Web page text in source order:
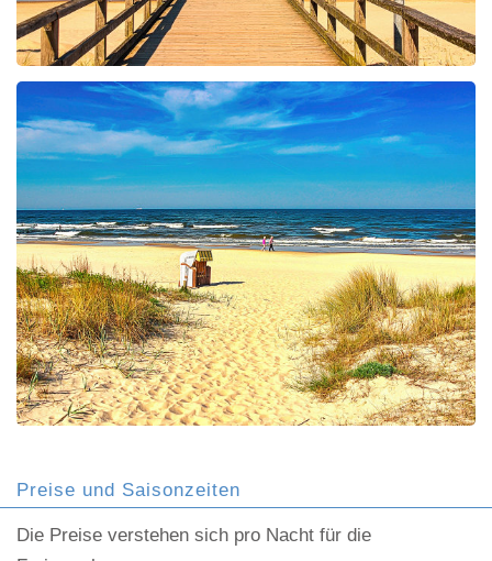
Preise und Saisonzeiten
Die Preise verstehen sich pro Nacht für die